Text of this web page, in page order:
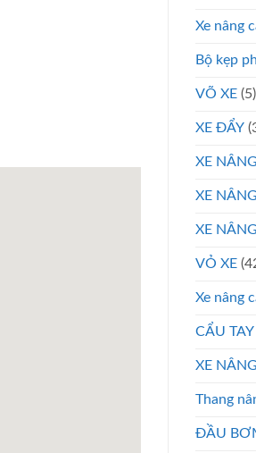
Xe nâng
Bộ kẹp
VÕ XE (5)
XE ĐẨY
XE
XE
XE
VỎ XE
Xe nâng
CẨU
XE
Thang
ĐẦU